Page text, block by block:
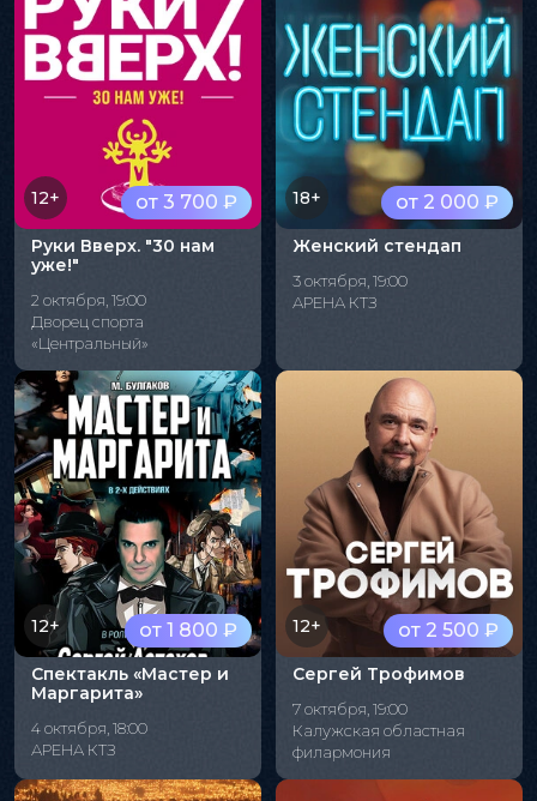
от 3 700 ₽
12+
Руки Вверх. "30 нам
уже!"
2 октября, 19:00
Дворец спорта
«Центральный»
от 2 000 ₽
18+
Женский стендап
3 октября, 19:00
АРЕНА КТЗ
от 1 800 ₽
12+
Спектакль «Мастер и
Маргарита»
4 октября, 18:00
АРЕНА КТЗ
от 2 500 ₽
12+
Сергей Трофимов
7 октября, 19:00
Калужская областная
филармония